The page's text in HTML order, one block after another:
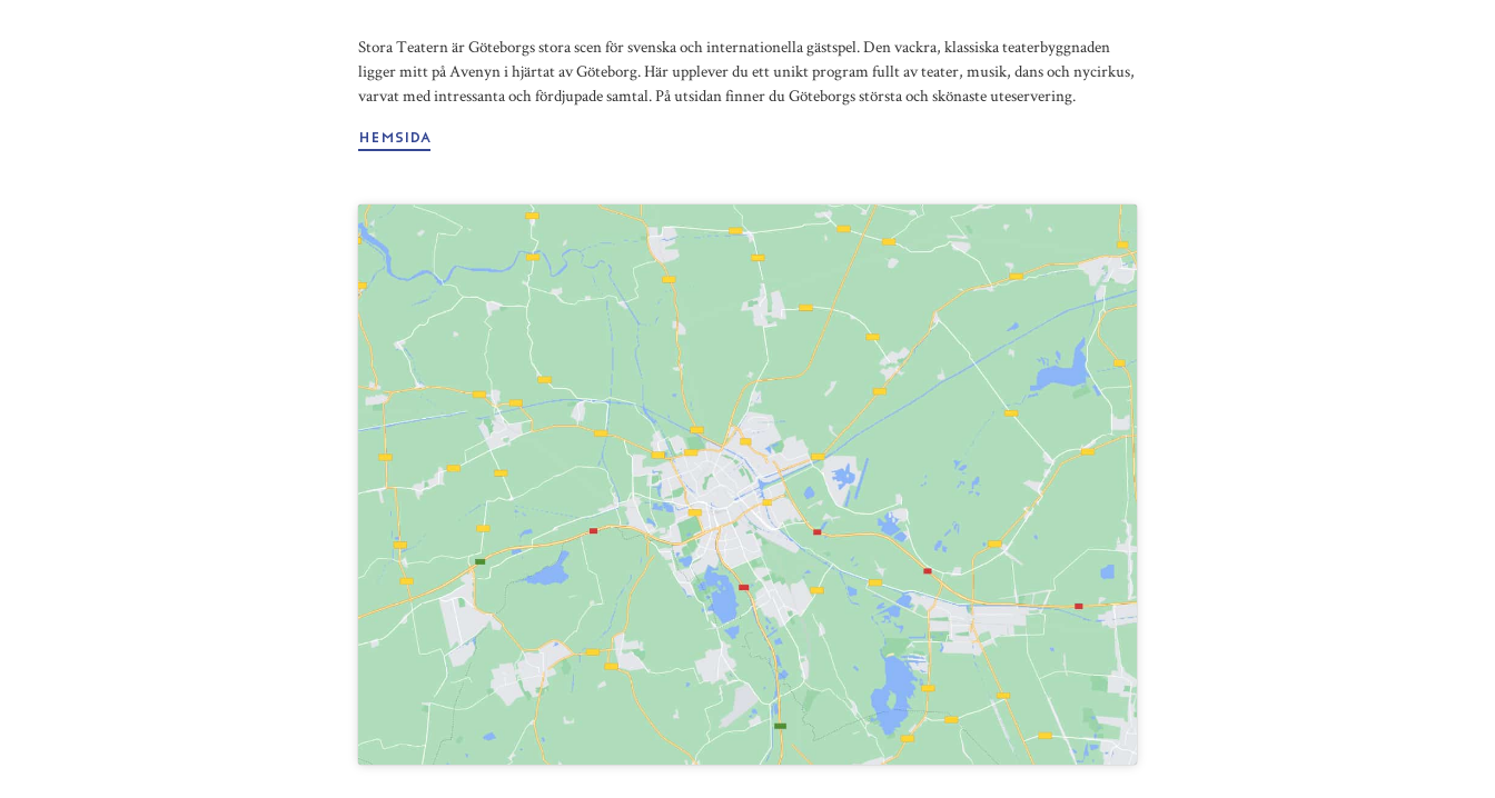
Stora Teatern är Göteborgs stora scen för svenska och internationella gästspel. Den vackra, klassiska teaterbyggnaden
ligger mitt på Avenyn i hjärtat av Göteborg. Här upplever du ett unikt program fullt av teater, musik, dans och nycirkus,
varvat med intressanta och fördjupade samtal. På utsidan finner du Göteborgs största och skönaste uteservering.
HEMSIDA